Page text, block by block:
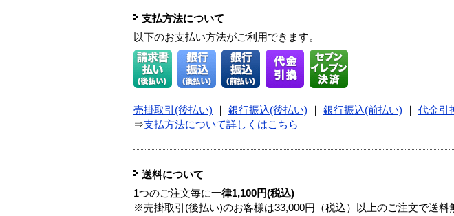
支払方法について
以下のお支払い方法がご利用できます。
売掛取引(後払い) 銀行振込(後払い) 銀行振込(前払い) 代金引
⇒支払方法について詳しくはこちら
送料について
1つのご注文毎に一律1,100円(税込)
※売掛取引(後払い)のお客様は33,000円（税込）以上のご注文で送料